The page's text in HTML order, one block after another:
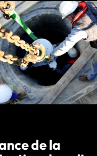
de la